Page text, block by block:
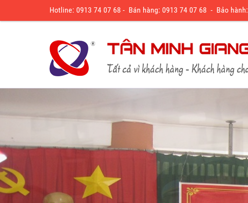
Hotline: 0913 74 07 68 - Bán hàng: 0913 74 07 68 - Bảo hành: